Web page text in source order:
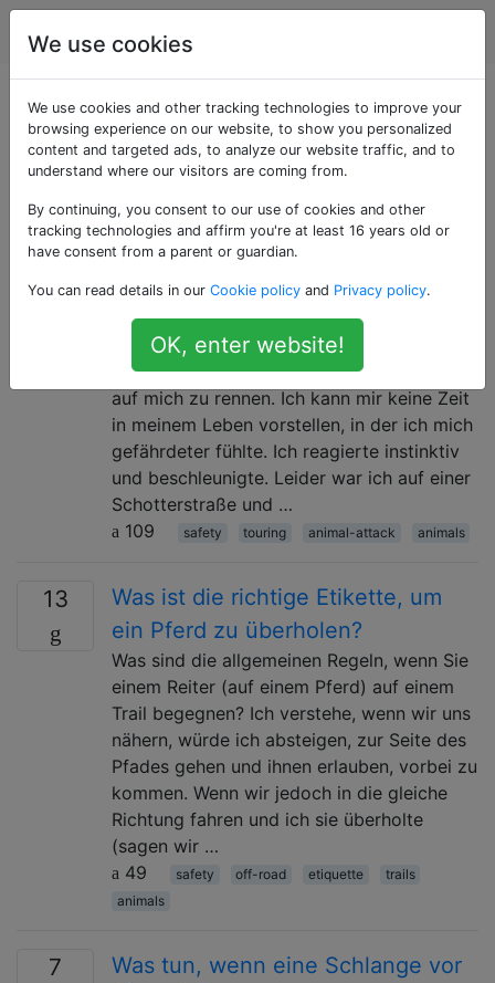
Fahrräder
Als «animals»
getaggte Fragen
30
Wie gehe ich mit einem Hund um,
der mich verfolgt, wenn ich auf
Tour bin?
Einmal fuhr ich mit dem Rennrad eine
Landstraße hinunter. Ich hörte über meine
Schulter bellen und sah zwei Dobermänner
auf mich zu rennen. Ich kann mir keine Zeit
in meinem Leben vorstellen, in der ich mich
gefährdeter fühlte. Ich reagierte instinktiv
und beschleunigte. Leider war ich auf einer
Schotterstraße und …
109
safety touring animal-attack animals
13
Was ist die richtige Etikette, um
ein Pferd zu überholen?
Was sind die allgemeinen Regeln, wenn Sie
einem Reiter (auf einem Pferd) auf einem
Trail begegnen? Ich verstehe, wenn wir uns
nähern, würde ich absteigen, zur Seite des
Pfades gehen und ihnen erlauben, vorbei zu
kommen. Wenn wir jedoch in die gleiche
Richtung fahren und ich sie überholte
(sagen wir …
49
safety off-road etiquette
trails
animals
7
Was tun, wenn eine Schlange vor
We use cookies
We use cookies and other tracking technologies to improve your
browsing experience on our website, to show you personalized
content and targeted ads, to analyze our website traffic, and to
understand where our visitors are coming from.
By continuing, you consent to our use of cookies and other
tracking technologies and affirm you're at least 16 years old or
have consent from a parent or guardian.
You can read details in our Cookie policy and Privacy policy.
OK, enter website!